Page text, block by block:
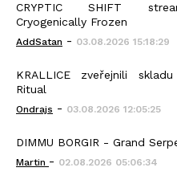
CRYPTIC SHIFT
Cryogenically Frozen
AddSatan - 03.08.2026 15:18:29
KRALLICE zveřejnili
Ritual
Ondrajs - 03.08.2026 12:05:25
DIMMU BORGIR - Grand
Martin - 02.08.2026 05:06:34